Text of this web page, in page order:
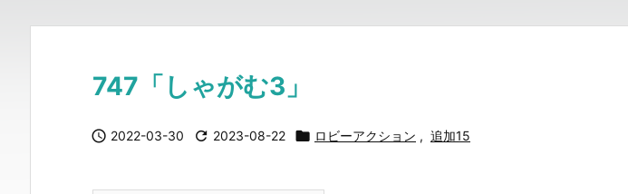
747「しゃがむ3」
 2022-03-30  2023-08-22  ロビーアクション , 追加15